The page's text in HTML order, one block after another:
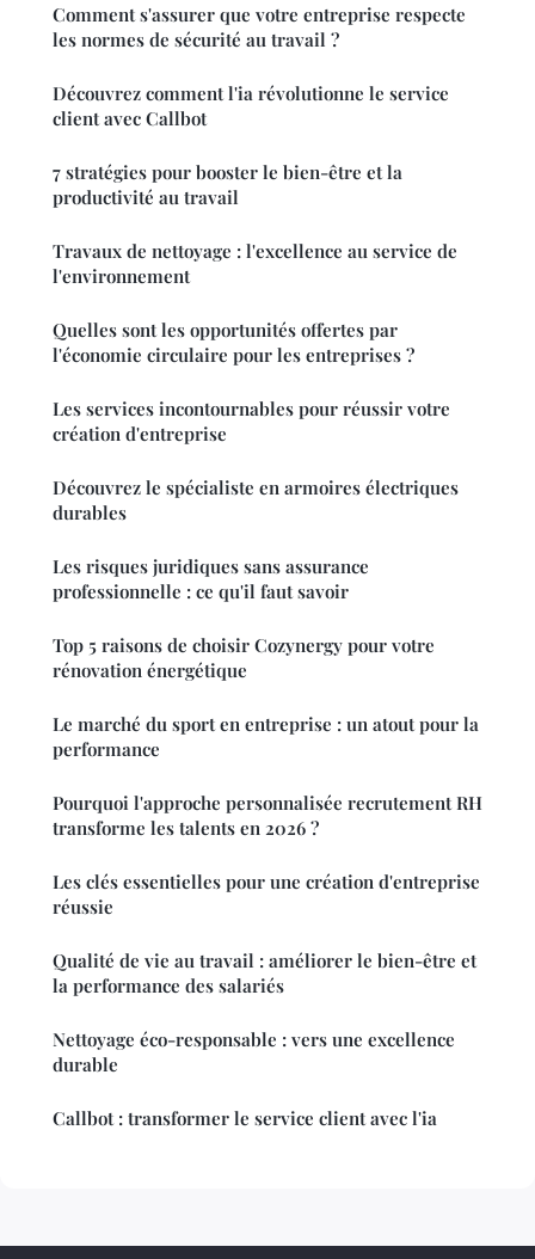
Comment s'assurer que votre entreprise respecte
les normes de sécurité au travail ?
Découvrez comment l'ia révolutionne le service
client avec Callbot
7 stratégies pour booster le bien-être et la
productivité au travail
Travaux de nettoyage : l'excellence au service de
l'environnement
Quelles sont les opportunités offertes par
l'économie circulaire pour les entreprises ?
Les services incontournables pour réussir votre
création d'entreprise
Découvrez le spécialiste en armoires électriques
durables
Les risques juridiques sans assurance
professionnelle : ce qu'il faut savoir
Top 5 raisons de choisir Cozynergy pour votre
rénovation énergétique
Le marché du sport en entreprise : un atout pour la
performance
Pourquoi l'approche personnalisée recrutement RH
transforme les talents en 2026 ?
Les clés essentielles pour une création d'entreprise
réussie
Qualité de vie au travail : améliorer le bien-être et
la performance des salariés
Nettoyage éco-responsable : vers une excellence
durable
Callbot : transformer le service client avec l'ia